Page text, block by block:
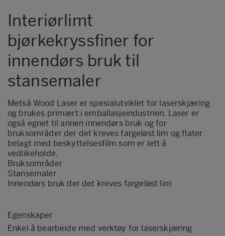
Interiørlimt
bjørkekryssfiner for
innendørs bruk til
stansemaler
Metsä Wood Laser er spesialutviklet for laserskjæring
og brukes primært i emballasjeindustrien. Laser er
også egnet til annen innendørs bruk og for
bruksområder der det kreves fargeløst lim og flater
belagt med beskyttelsesfilm som er lett å
vedlikeholde.
Bruksområder
Stansemaler
Innendørs bruk der det kreves fargeløst lim
Egenskaper
Enkel å bearbeide med verktøy for laserskjæring